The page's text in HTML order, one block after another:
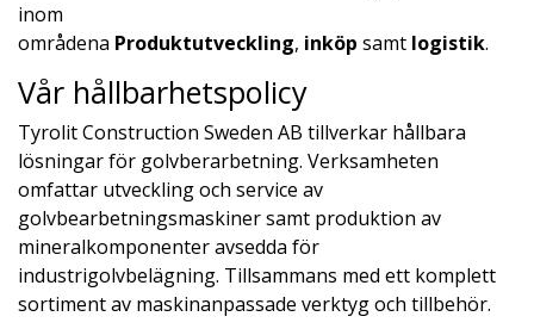
inom
områdena Produktutveckling, inköp samt logistik.
Vår hållbarhetspolicy
Tyrolit Construction Sweden AB tillverkar hållbara
lösningar för golvberarbetning. Verksamheten
omfattar utveckling och service av
golvbearbetningsmaskiner samt produktion av
mineralkomponenter avsedda för
industrigolvbelägning. Tillsammans med ett komplett
sortiment av maskinanpassade verktyg och tillbehör.